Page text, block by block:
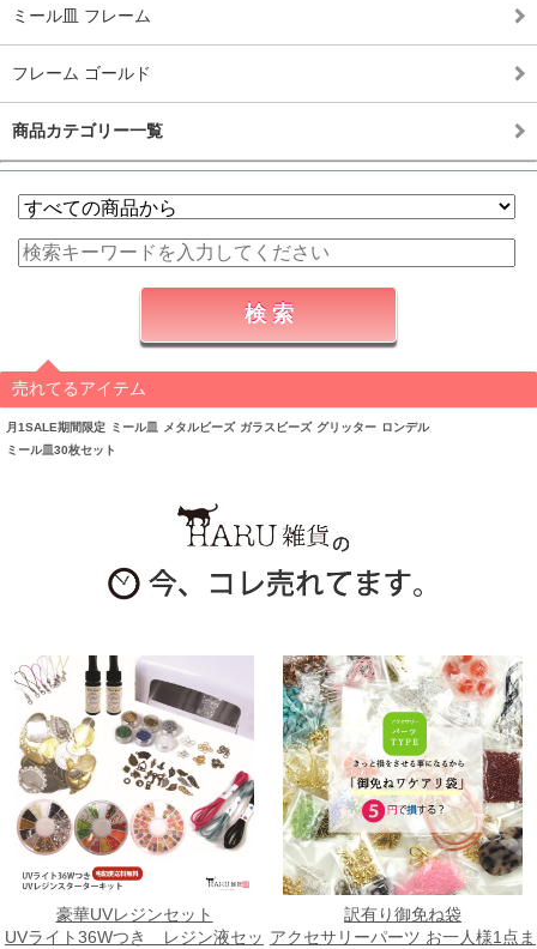
ミール皿 フレーム
フレーム ゴールド
商品カテゴリー一覧
売れてるアイテム
月1SALE期間限定 ミール皿 メタルビーズ ガラスビーズ グリッター ロンデル
ミール皿30枚セット
豪華UVレジンセット
UVライト36Wつき レジン液セッ
訳有り御免ね袋
アクセサリーパーツ お一人様1点ま